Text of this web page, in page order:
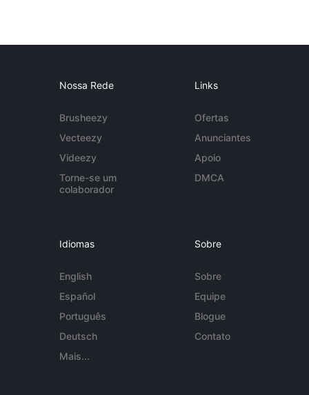
Nossa Rede
Brusheezy
Vecteezy
Videezy
Torne-se um
colaborador
Links
Ofertas
Anunciantes
Apoio
DMCA
Idiomas
English
Español
Português
Deutsch
Mais...
Sobre
Sobre
Equipe
Blogue
Contato